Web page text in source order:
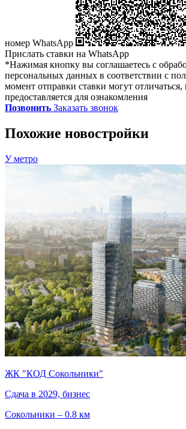
номер WhatsApp
Прислать ставки на WhatsApp
*Нажимая кнопку вы соглашаетесь с
персональных данных в соответствии с
момент отправки ставки могут
предоставляется для ознакомления
Позвонить Заказать звонок
Похожие новостройки
У метро
ЖК "КОД Сокольники"
Сдача в 2029, бизнес
Сокольники – 0.8 км